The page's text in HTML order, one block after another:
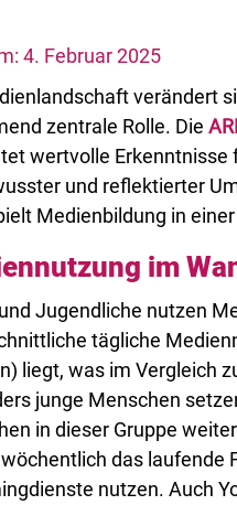
4. Februar 2025
verändert
zentrale Rolle. Die
wertvolle
und reflektierter
Medienbildung in
im
Jugendliche nutzen
tägliche
liegt, was im Vergleich
junge Menschen
in dieser Gruppe
das laufende
nutzen. Auch